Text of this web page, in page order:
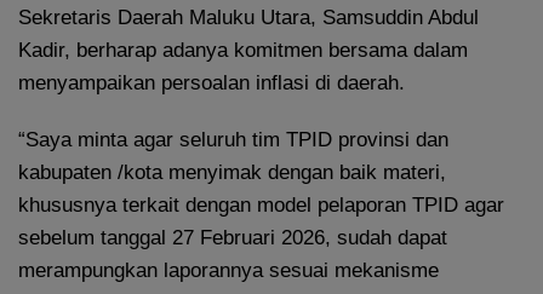
Sekretaris Daerah Maluku Utara, Samsuddin Abdul
Kadir, berharap adanya komitmen bersama dalam
menyampaikan persoalan inflasi di daerah.
“Saya minta agar seluruh tim TPID provinsi dan
kabupaten /kota menyimak dengan baik materi,
khususnya terkait dengan model pelaporan TPID agar
sebelum tanggal 27 Februari 2026, sudah dapat
merampungkan laporannya sesuai mekanisme